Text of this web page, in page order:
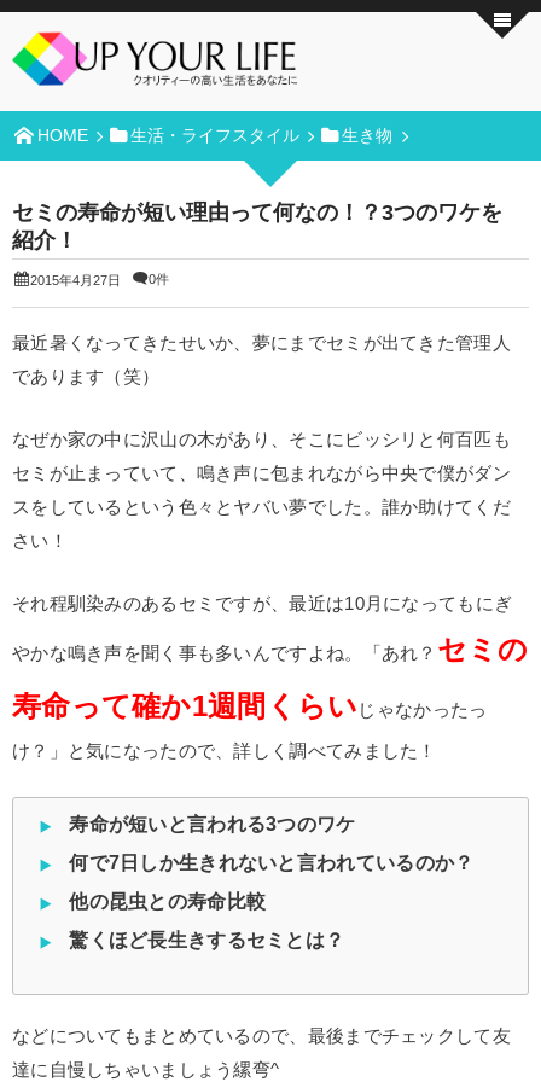
HOME 生活・ライフスタイル 生き物
セミの寿命が短い理由って何なの！？3つのワケを
紹介！
2015年4月27日 0件
最近暑くなってきたせいか、夢にまでセミが出てきた管理人
であります（笑）
なぜか家の中に沢山の木があり、そこにビッシリと何百匹も
セミが止まっていて、鳴き声に包まれながら中央で僕がダン
スをしているという色々とヤバい夢でした。誰か助けてくだ
さい！
それ程馴染みのあるセミですが、最近は10月になってもにぎ
やかな鳴き声を聞く事も多いんですよね。「あれ？ セミの
寿命って確か1週間くらい じゃなかったっ
け？」と気になったので、詳しく調べてみました！
寿命が短いと言われる3つのワケ
何で7日しか生きれないと言われているのか？
他の昆虫との寿命比較
驚くほど長生きするセミとは？
などについてもまとめているので、最後までチェックして友
達に自慢しちゃいましょう縲弯^